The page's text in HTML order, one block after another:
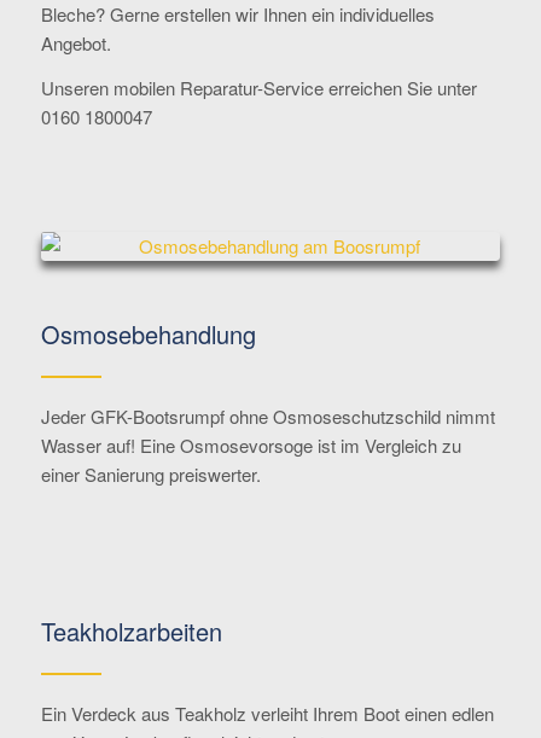
Bleche? Gerne erstellen wir Ihnen ein individuelles
Angebot.
Unseren mobilen Reparatur-Service erreichen Sie unter
0160 1800047
Osmosebehandlung
Jeder GFK-Bootsrumpf ohne Osmoseschutzschild nimmt
Wasser auf! Eine Osmosevorsoge ist im Vergleich zu
einer Sanierung preiswerter.
Teakholzarbeiten
Ein Verdeck aus Teakholz verleiht Ihrem Boot einen edlen